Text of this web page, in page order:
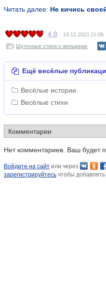
Читать далее: Не кичись
4.9 18.12.2023 21:08
Шуточные стихи о женщинах
Ещё весёлые
Весёлые истории
Весёлые стихи
Нет комментариев. Ваш будет
Войдите на сайт или через
зарегистрируйтесь чтобы